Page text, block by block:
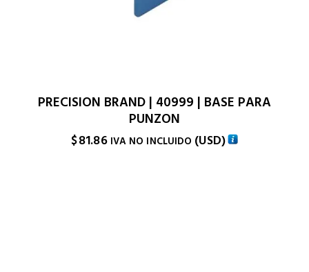
PRECISION BRAND | 40999 | BASE PARA
PUNZON
$81.86 IVA NO INCLUIDO (USD)